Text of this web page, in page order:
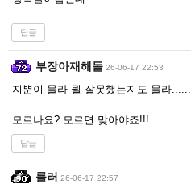
답글
부장아재해돌 26-06-17 22:53
지뿐이 몰라 뭘 잘못했는지도 몰라......
모르나요? 모르면 맞아야죠!!!
답글
룰러 26-06-17 22:57